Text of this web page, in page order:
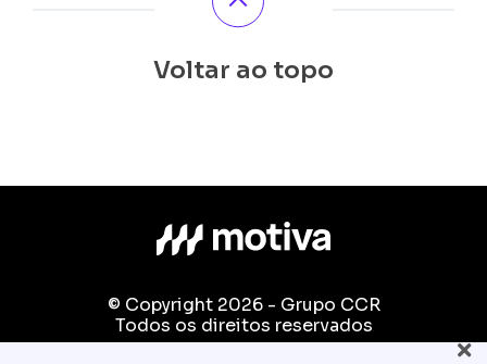
Voltar ao topo
© Copyright 2026 - Grupo CCR
Todos os direitos reservados